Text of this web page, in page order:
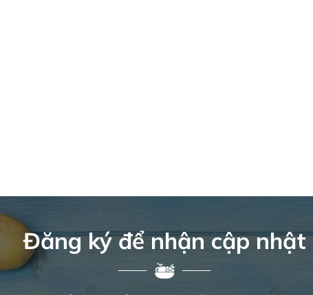
Đăng ký để nhận cập nhật